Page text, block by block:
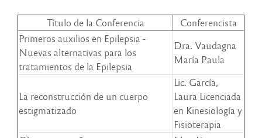
Título de la Conferencia
Conferencista
Primeros auxilios en Epilepsia -
Nuevas alternativas para los
tratamientos de la Epilepsia
Dra. Vaudagna
María Paula
La reconstrucción de un cuerpo
estigmatizado
Lic. García,
Laura Licenciada
en Kinesiología y
Fisioterapia